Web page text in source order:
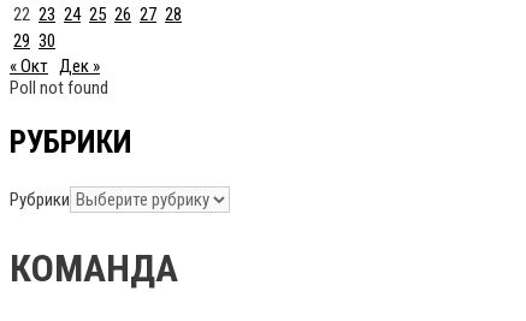
22 23 24 25 26 27 28
29 30
« Окт Дек »
Poll not found
РУБРИКИ
Рубрики
КОМАНДА